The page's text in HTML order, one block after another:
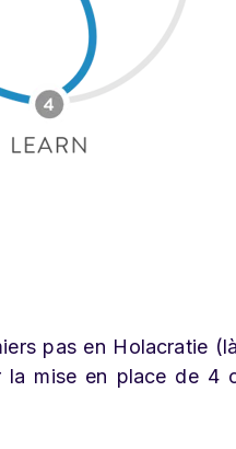
pas en Holacratie
mise en place de 4